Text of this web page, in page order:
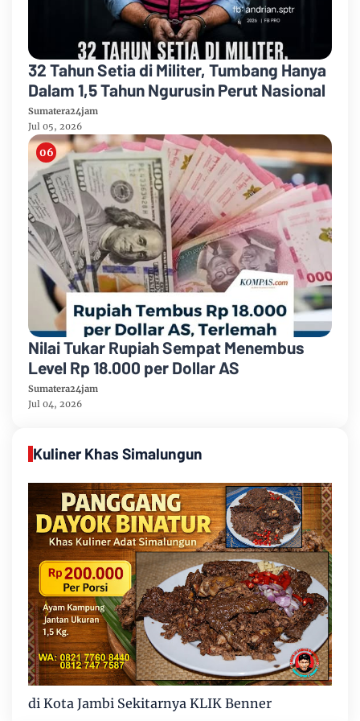
32 Tahun Setia di Militer, Tumbang Hanya
Dalam 1,5 Tahun Ngurusin Perut Nasional
Sumatera24jam
Jul 05, 2026
Nilai Tukar Rupiah Sempat Menembus
Level Rp 18.000 per Dollar AS
Sumatera24jam
Jul 04, 2026
Kuliner Khas Simalungun
di Kota Jambi Sekitarnya KLIK Benner